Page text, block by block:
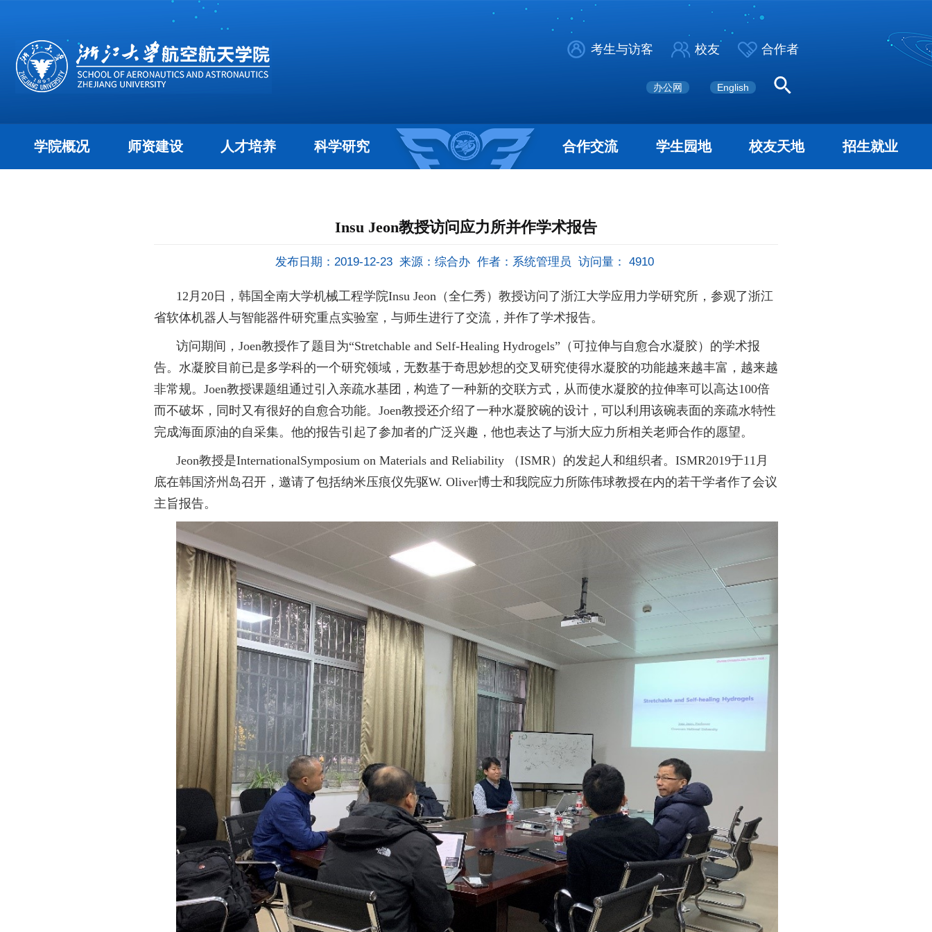
考生与访客 校友 合作者
办公网 English
学院概况 师资建设 人才培养 科学研究 合作交流 学生园地 校友天地 招生就业
Insu Jeon教授访问应力所并作学术报告
发布日期：2019-12-23 来源：综合办 作者：系统管理员 访问量： 4910
12月 20 日，韩国全南大学机械工程学院Insu Jeon （全仁秀）教授访问了浙江大学应用力学研究所，参观了浙江
省软体机器人与智能器件研究重点实验室，与师生进行了交流，并作了学术报告。
访问期间， Joen教授作了题目为“Stretchable and Self-Healing Hydrogels”（可拉伸与自愈合水凝胶）的学术报
告。水凝胶目前已是多学科的一个研究领域，无数基于奇思妙想的交叉研究使得水凝胶的功能越来越丰富，越来越
非常规。 Joen教授课题组通过引入亲疏水基团，构造了一种新的交联方式，从而使水凝胶的拉伸率可以高达100倍
而不破坏，同时又有很好的自愈合功能。 Joen教授还介绍了一种水凝胶碗的设计，可以利用该碗表面的亲疏水特性
完成海面原油的自采集。他的报告引起了参加者的广泛兴趣，他也表达了与浙大应力所相关老师合作的愿望。
Jeon教授是InternationalSymposium on Materials and Reliability （ISMR）的发起人和组织者。 ISMR2019于11 月
底在韩国济州岛召开，邀请了包括纳米压痕仪先驱W. Oliver博士和我院应力所陈伟球教授在内的若干学者作了会议
主旨报告。